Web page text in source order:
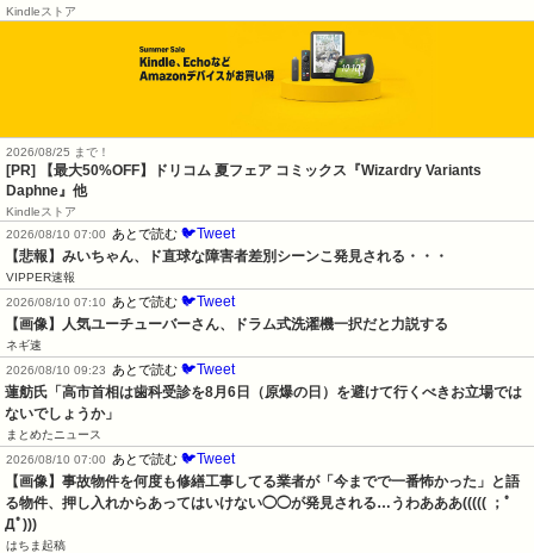
Kindleストア
2026/08/25 まで！
[PR]
【最大50%OFF】ドリコム 夏フェア コミックス『Wizardry Variants
Daphne』他
Kindleストア
2026/08/10 07:00
あとで読む 🐦Tweet
【悲報】みいちゃん、ド直球な障害者差別シーンこ発見される・・・
VIPPER速報
2026/08/10 07:10
あとで読む 🐦Tweet
【画像】人気ユーチューバーさん、ドラム式洗濯機一択だと力説する
ネギ速
2026/08/10 09:23
あとで読む 🐦Tweet
蓮舫氏「高市首相は歯科受診を8月6日（原爆の日）を避けて行くべきお立場では
ないでしょうか」
まとめたニュース
2026/08/10 07:00
あとで読む 🐦Tweet
【画像】事故物件を何度も修繕工事してる業者が「今までで一番怖かった」と語
る物件、押し入れからあってはいけない◯◯が発見される…うわあああ((((( ；ﾟ
Дﾟ)))
はちま起稿